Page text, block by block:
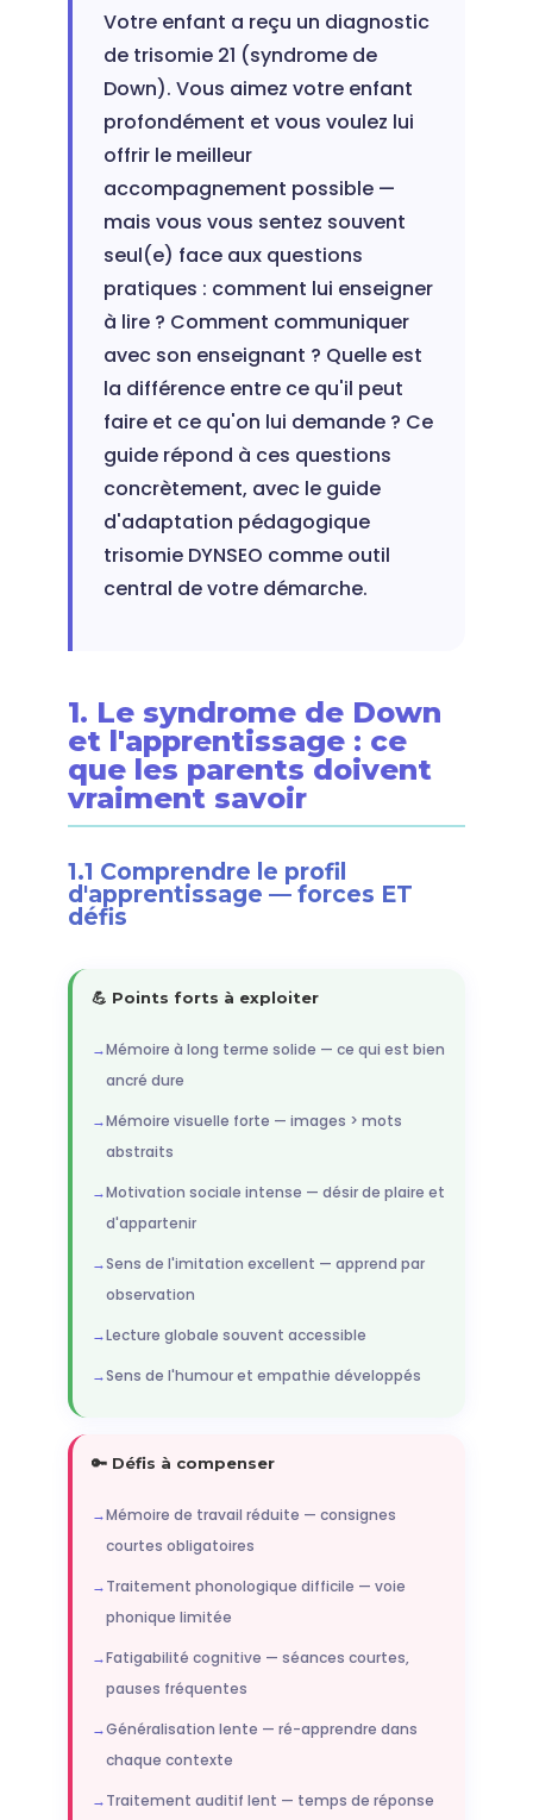
Votre enfant a reçu un diagnostic
de trisomie 21 (syndrome de
Down). Vous aimez votre enfant
profondément et vous voulez lui
offrir le meilleur
accompagnement possible —
mais vous vous sentez souvent
seul(e) face aux questions
pratiques : comment lui enseigner
à lire ? Comment communiquer
avec son enseignant ? Quelle est
la différence entre ce qu'il peut
faire et ce qu'on lui demande ? Ce
guide répond à ces questions
concrètement, avec le guide
d'adaptation pédagogique
trisomie DYNSEO comme outil
central de votre démarche.
1. Le syndrome de Down
et l'apprentissage : ce
que les parents doivent
vraiment savoir
1.1 Comprendre le profil
d'apprentissage — forces ET
défis
💪 Points forts à exploiter
Mémoire à long terme solide — ce qui est bien
ancré dure
Mémoire visuelle forte — images > mots
abstraits
Motivation sociale intense — désir de plaire et
d'appartenir
Sens de l'imitation excellent — apprend par
observation
Lecture globale souvent accessible
Sens de l'humour et empathie développés
🔑 Défis à compenser
Mémoire de travail réduite — consignes
courtes obligatoires
Traitement phonologique difficile — voie
phonique limitée
Fatigabilité cognitive — séances courtes,
pauses fréquentes
Généralisation lente — ré-apprendre dans
chaque contexte
Traitement auditif lent — temps de réponse